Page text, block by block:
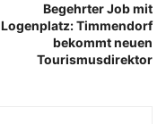
Begehrter Job mit
Logenplatz: Timmendorf
bekommt neuen
Tourismusdirektor